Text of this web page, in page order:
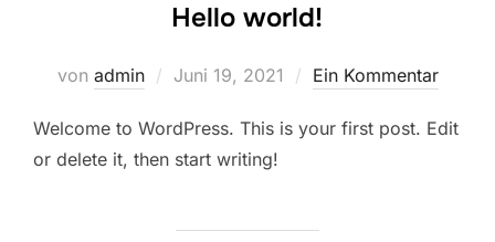
Hello world!
von admin
Veröffentlicht
Juni 19, 2021 Ein Kommentar
Welcome to WordPress. This is your first post. Edit
or delete it, then start writing!